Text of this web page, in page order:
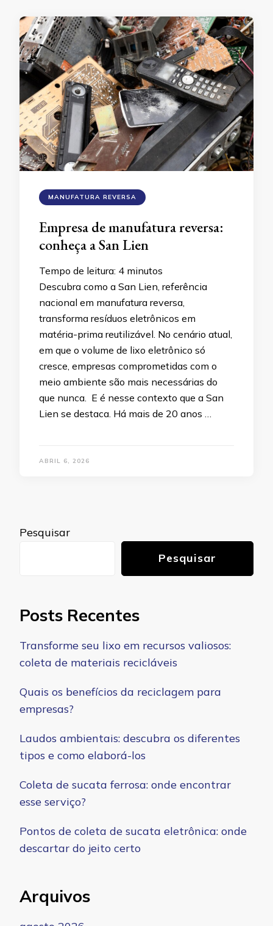
MANUFATURA REVERSA
Empresa de manufatura reversa:
conheça a San Lien
Tempo de leitura: 4 minutos
Descubra como a San Lien, referência
nacional em manufatura reversa,
transforma resíduos eletrônicos em
matéria-prima reutilizável. No cenário atual,
em que o volume de lixo eletrônico só
cresce, empresas comprometidas com o
meio ambiente são mais necessárias do
que nunca. E é nesse contexto que a San
Lien se destaca. Há mais de 20 anos …
ABRIL 6, 2026
Pesquisar
Pesquisar
Posts Recentes
Transforme seu lixo em recursos valiosos:
coleta de materiais recicláveis
Quais os benefícios da reciclagem para
empresas?
Laudos ambientais: descubra os diferentes
tipos e como elaborá-los
Coleta de sucata ferrosa: onde encontrar
esse serviço?
Pontos de coleta de sucata eletrônica: onde
descartar do jeito certo
Arquivos